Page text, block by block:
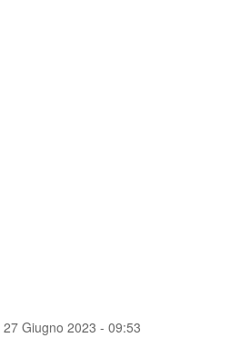
27 Giugno 2023 - 09:53